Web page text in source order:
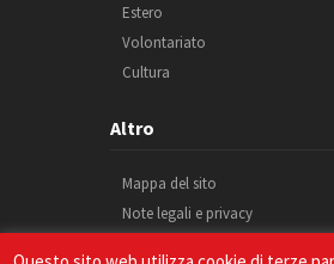
Estero
Volontariato
Cultura
Altro
Mappa del sito
Note legali e privacy